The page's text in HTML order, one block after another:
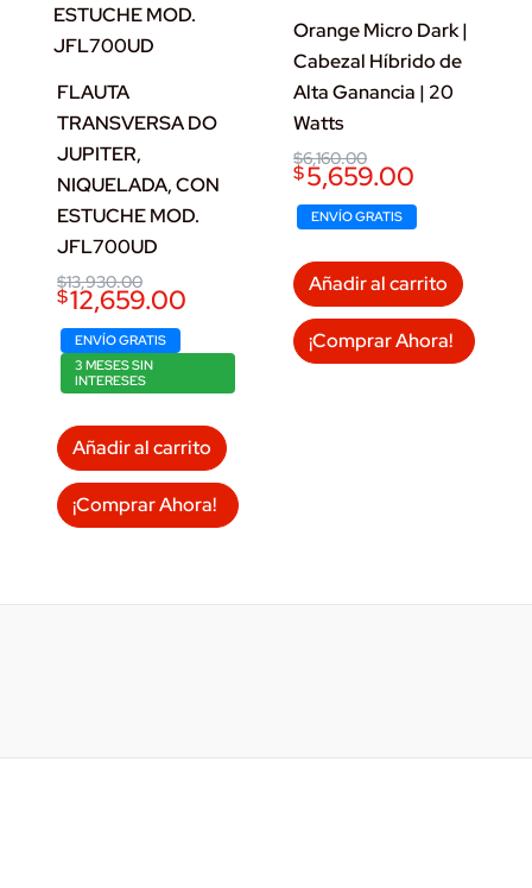
FLAUTA
TRANSVERSA DO
JUPITER,
NIQUELADA, CON
ESTUCHE MOD.
JFL700UD
$13,930.00
Original
price
$13,930.00.
$12,659.00
Current
price
$12,659.00.
ENVÍO GRATIS
3 MESES SIN
INTERESES
Añadir al carrito
¡Comprar Ahora!
Orange Micro Dark |
Cabezal Híbrido de
Alta Ganancia | 20
Watts
$6,160.00
Original
price
was:
$6,160.00.
$5,659.00
Current
price
$5,659.00.
ENVÍO GRATIS
Añadir al carrito
¡Comprar Ahora!